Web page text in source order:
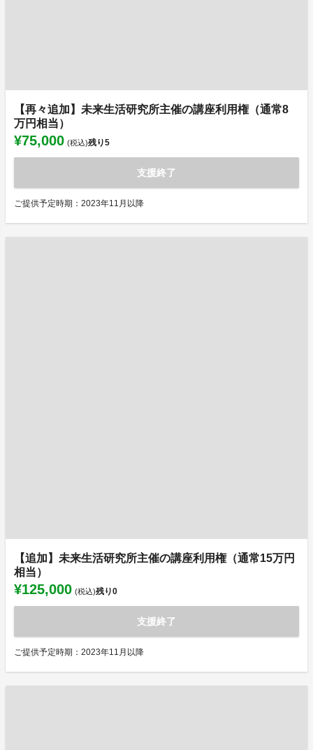
【再々追加】未来生活研究所主催の講座利用権（通常8
万円相当）
¥75,000 (税込)残り5
支援終了
ご提供予定時期：2023年11月以降
【追加】未来生活研究所主催の講座利用権（通常15万円
相当）
¥125,000 (税込)残り0
支援終了
ご提供予定時期：2023年11月以降